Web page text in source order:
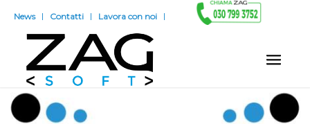
News Contatti Lavora con noi